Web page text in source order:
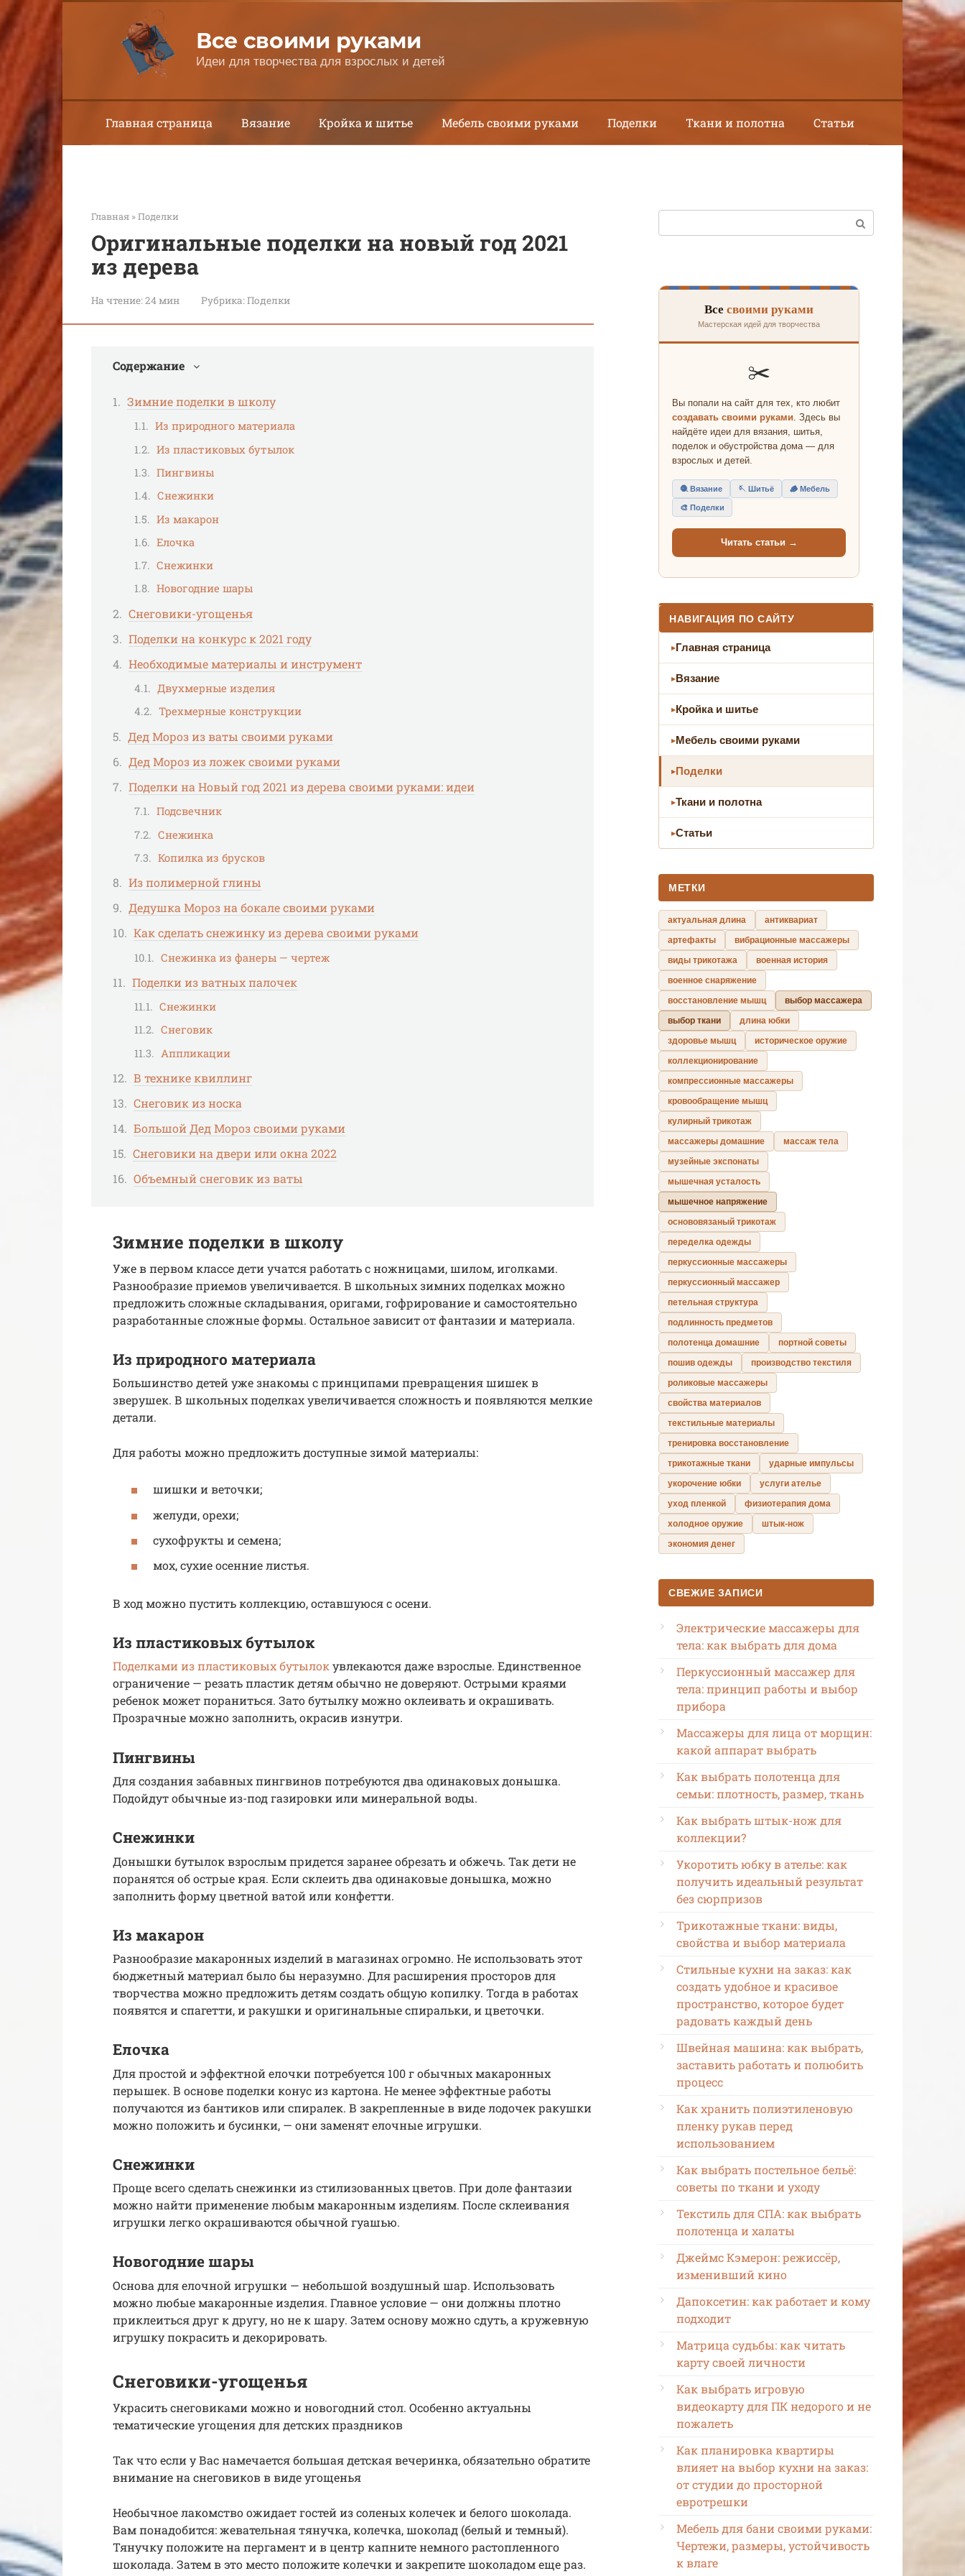
Перейти
к
контенту
Все своими руками
Идеи для творчества для взрослых и детей
Главная страница Вязание Кройка и шитье Мебель своими руками Поделки Ткани и полотна Статьи
Главная »Поделки
Оригинальные поделки на новый год 2021
из дерева
На чтение:24 мин Рубрика:Поделки
Содержание
Зимние поделки в школу
Из природного материала
Из пластиковых бутылок
Пингвины
Снежинки
Из макарон
Елочка
Снежинки
Новогодние шары
Снеговики-угощенья
Поделки на конкурс к 2021 году
Необходимые материалы и инструмент
Двухмерные изделия
Трехмерные конструкции
Дед Мороз из ваты своими руками
Дед Мороз из ложек своими руками
Поделки на Новый год 2021 из дерева своими руками: идеи
Подсвечник
Снежинка
Копилка из брусков
Из полимерной глины
Дедушка Мороз на бокале своими руками
Как сделать снежинку из дерева своими руками
Снежинка из фанеры — чертеж
Поделки из ватных палочек
Снежинки
Снеговик
Аппликации
В технике квиллинг
Снеговик из носка
Большой Дед Мороз своими руками
Снеговики на двери или окна 2022
Объемный снеговик из ваты
Зимние поделки в школу
Уже в первом классе дети учатся работать с ножницами, шилом, иголками.
Разнообразие приемов увеличивается. В школьных зимних поделках можно
предложить сложные складывания, оригами, гофрирование и самостоятельно
разработанные сложные формы. Остальное зависит от фантазии и материала.
Из природного материала
Большинство детей уже знакомы с принципами превращения шишек в
зверушек. В школьных поделках увеличивается сложность и появляются мелкие
детали.
Для работы можно предложить доступные зимой материалы:
шишки и веточки;
желуди, орехи;
сухофрукты и семена;
мох, сухие осенние листья.
В ход можно пустить коллекцию, оставшуюся с осени.
Из пластиковых бутылок
Поделками из пластиковых бутылокувлекаются даже взрослые. Единственное
ограничение — резать пластик детям обычно не доверяют. Острыми краями
ребенок может пораниться. Зато бутылку можно оклеивать и окрашивать.
Прозрачные можно заполнить, окрасив изнутри.
Пингвины
Для создания забавных пингвинов потребуются два одинаковых донышка.
Подойдут обычные из-под газировки или минеральной воды.
Снежинки
Донышки бутылок взрослым придется заранее обрезать и обжечь. Так дети не
поранятся об острые края. Если склеить два одинаковые донышка, можно
заполнить форму цветной ватой или конфетти.
Из макарон
Разнообразие макаронных изделий в магазинах огромно. Не использовать этот
бюджетный материал было бы неразумно. Для расширения просторов для
творчества можно предложить детям создать общую копилку. Тогда в работах
появятся и спагетти, и ракушки и оригинальные спиральки, и цветочки.
Елочка
Для простой и эффектной елочки потребуется 100 г обычных макаронных
перышек. В основе поделки конус из картона. Не менее эффектные работы
получаются из бантиков или спиралек. В закрепленные в виде лодочек ракушки
можно положить и бусинки, — они заменят елочные игрушки.
Снежинки
Проще всего сделать снежинки из стилизованных цветов. При доле фантазии
можно найти применение любым макаронным изделиям. После склеивания
игрушки легко окрашиваются обычной гуашью.
Новогодние шары
Основа для елочной игрушки — небольшой воздушный шар. Использовать
можно любые макаронные изделия. Главное условие — они должны плотно
приклеиться друг к другу, но не к шару. Затем основу можно сдуть, а кружевную
игрушку покрасить и декорировать.
Снеговики-угощенья
Украсить снеговиками можно и новогодний стол. Особенно актуальны
тематические угощения для детских праздников
Так что если у Вас намечается большая детская вечеринка, обязательно обратите
внимание на снеговиков в виде угощенья
Необычное лакомство ожидает гостей из соленых колечек и белого шоколада.
Вам понадобится: жевательная тянучка, колечка, шоколад (белый и темный).
Тянучку положите на пергамент и в центр капните немного растопленного
шоколада. Затем в это место положите колечки и закрепите шоколадом еще раз.
Все своими руками
Мастерская идей для творчества
✂️
Вы попали на сайт для тех, кто любит
создавать своими руками. Здесь вы
найдёте идеи для вязания, шитья,
поделок и обустройства дома — для
взрослых и детей.
🧶 Вязание 🪡 Шитьё 🪵 Мебель
🎨 Поделки
Читать статьи →
НАВИГАЦИЯ ПО САЙТУ
Главная страница
Вязание
Кройка и шитье
Мебель своими руками
Поделки
Ткани и полотна
Статьи
МЕТКИ
актуальная длина
антиквариат
артефакты
вибрационные массажеры
виды трикотажа
военная история
военное снаряжение
восстановление мышц
выбор массажера
выбор ткани
длина юбки
здоровье мышц
историческое оружие
коллекционирование
компрессионные массажеры
кровообращение мышц
кулирный трикотаж
массажеры домашние
массаж тела
музейные экспонаты
мышечная усталость
мышечное напряжение
основовязаный трикотаж
переделка одежды
перкуссионные массажеры
перкуссионный массажер
петельная структура
подлинность предметов
полотенца домашние
портной советы
пошив одежды
производство текстиля
роликовые массажеры
свойства материалов
текстильные материалы
тренировка восстановление
трикотажные ткани
ударные импульсы
укорочение юбки
услуги ателье
уход пленкой
физиотерапия дома
холодное оружие
штык-нож
экономия денег
СВЕЖИЕ ЗАПИСИ
Электрические массажеры для
тела: как выбрать для дома
Перкуссионный массажер для
тела: принцип работы и выбор
прибора
Массажеры для лица от морщин:
какой аппарат выбрать
Как выбрать полотенца для
семьи: плотность, размер, ткань
Как выбрать штык-нож для
коллекции?
Укоротить юбку в ателье: как
получить идеальный результат
без сюрпризов
Трикотажные ткани: виды,
свойства и выбор материала
Стильные кухни на заказ: как
создать удобное и красивое
пространство, которое будет
радовать каждый день
Швейная машина: как выбрать,
заставить работать и полюбить
процесс
Как хранить полиэтиленовую
пленку рукав перед
использованием
Как выбрать постельное бельё:
советы по ткани и уходу
Текстиль для СПА: как выбрать
полотенца и халаты
Джеймс Кэмерон: режиссёр,
изменивший кино
Дапоксетин: как работает и кому
подходит
Матрица судьбы: как читать
карту своей личности
Как выбрать игровую
видеокарту для ПК недорого и не
пожалеть
Как планировка квартиры
влияет на выбор кухни на заказ:
от студии до просторной
евротрешки
Мебель для бани своими руками:
Чертежи, размеры, устойчивость
к влаге